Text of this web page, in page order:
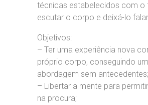
técnicas estabelecidos com o
escutar o corpo e deixá-lo
Objetivos:
– Ter uma experiência nova
próprio corpo, conseguindo
abordagem sem antecedentes;
– Libertar a mente para
na procura;